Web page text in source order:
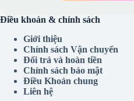
Điều khoản & chính sách
Giới thiệu
Chính sách Vận chuyển
Đổi trả và hoàn tiền
Chính sách bảo mật